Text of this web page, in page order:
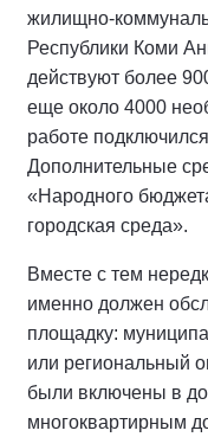
жилищно-
Республики Коми
действуют более
еще около 4000
работе
Дополнительные
«Народного
городская среда».
Вместе с тем
именно должен
площадку:
или региональный
были включены в
многоквартирным